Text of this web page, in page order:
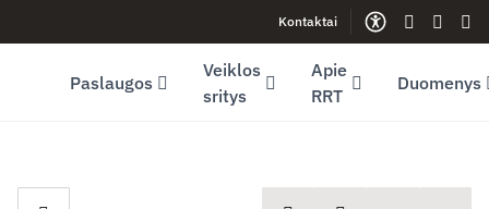
Youtube (opens in new window)Kontaktai
Gestų
Paslaugos
Veiklos
sritys
Apie
RRT
Duomenys